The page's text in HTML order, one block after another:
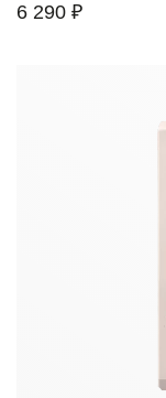
6 290 ₽